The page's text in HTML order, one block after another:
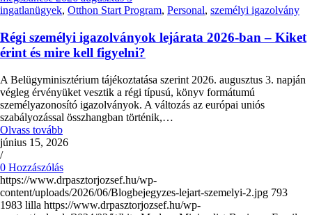
ingatlanügyek, Otthon Start Program, Personal, személyi igazolvány
Régi személyi igazolványok lejárata 2026-ban – Kiket
érint és mire kell figyelni?
A Belügyminisztérium tájékoztatása szerint 2026. augusztus 3. napján
végleg érvényüket vesztik a régi típusú, könyv formátumú
személyazonosító igazolványok. A változás az európai uniós
szabályozással összhangban történik,…
Olvass tovább
június 15, 2026
/
0 Hozzászólás
https://www.drpasztorjozsef.hu/wp-
content/uploads/2026/06/Blogbejegyzes-lejart-szemelyi-2.jpg 793
1983 lilla https://www.drpasztorjozsef.hu/wp-